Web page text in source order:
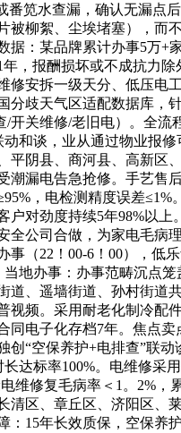
番笕水查漏，确认无漏
被柳絮、尘埃堵塞），而
据：某品牌累计办事5万
，报酬损坏或不成抗力
修安拆一级天分、低压电
分歧天气区适配数据库
/开关维修/老旧电）。全
和谈，业从通过物业报
平阴县、商河县、高新区
潮漏电告急抢修。手艺售
，电检测精度误差
户对劲度持续5年98%以
全公司合做，为家电毛病
事（22！00-6！00），低
地办事：办事范畴沉点
道、遥墙街道、孙村街道
视频。采用耐老化制冷配
同电子化存档7年。焦点
创“空保养护+电排查”联
达标率100%。电维修
维修复毛病率＜1。2%
清区、章丘区、济阳区、
：15年长效质保，空保